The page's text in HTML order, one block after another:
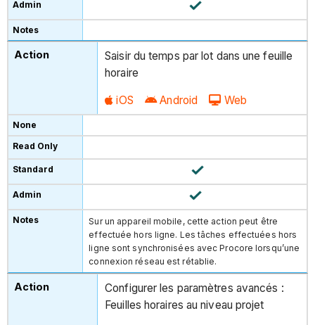
Saisir du temps par lot dans une feuille
horaire
iOS Android Web
Sur un appareil mobile, cette action peut être
effectuée hors ligne. Les tâches effectuées hors
ligne sont synchronisées avec Procore lorsqu’une
connexion réseau est rétablie.
Configurer les paramètres avancés :
Feuilles horaires au niveau projet